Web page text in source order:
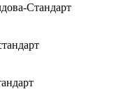
Стандарт